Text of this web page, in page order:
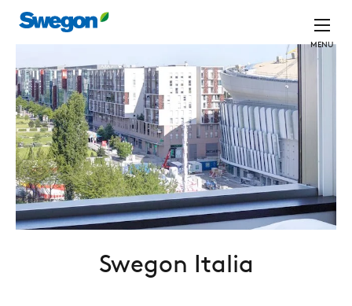
MENU
Swegon Italia